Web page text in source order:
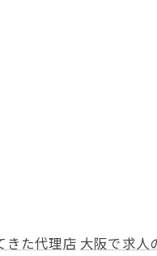
きた代理店 大阪で求人